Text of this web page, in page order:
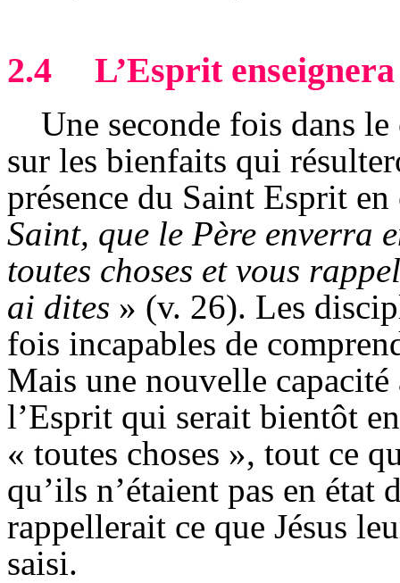
2.4 L’Esprit
Une seconde fois dans
sur les bienfaits qui
présence du Saint Esprit
Saint, que le Père enverra
toutes choses et vous
ai dites » (v. 26). Les
fois incapables de
Mais une nouvelle
l’Esprit qui serait bientôt
« toutes choses », tout ce
qu’ils n’étaient pas en
rappellerait ce que Jésus
saisi.